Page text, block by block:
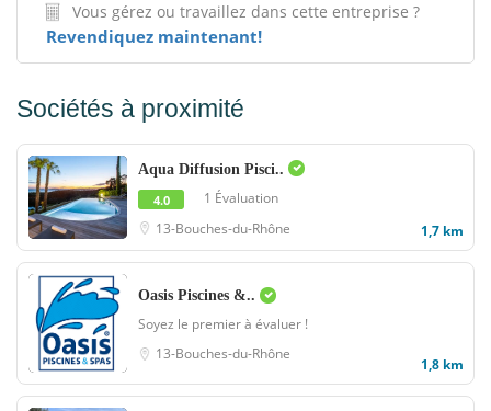
Vous gérez ou travaillez dans cette entreprise ?
Revendiquez maintenant!
Sociétés à proximité
Aqua Diffusion Pisci..
4.0
1 Évaluation
13-Bouches-du-Rhône
1,7 km
Oasis Piscines &..
Soyez le premier à évaluer !
13-Bouches-du-Rhône
1,8 km